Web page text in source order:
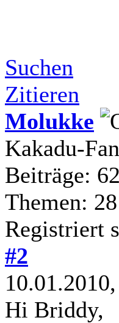
Suchen
Zitieren
Molukke
Kakadu-Fan
Beiträge:
Themen: 28
Registriert
#2
Hi Briddy,